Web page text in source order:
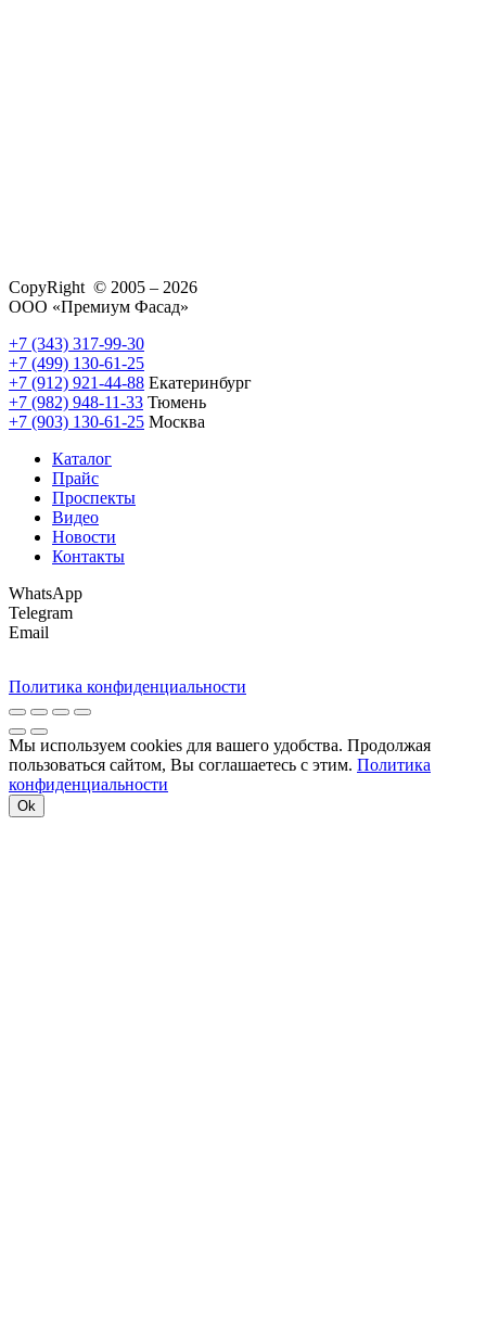
CopyRight © 2005 – 2026
ООО «Премиум Фасад»
+7 (343) 317-99-30
+7 (499) 130-61-25
+7 (912) 921-44-88 Екатеринбург
+7 (982) 948-11-33 Тюмень
+7 (903) 130-61-25 Москва
Каталог
Прайс
Проспекты
Видео
Новости
Контакты
WhatsApp
Telegram
Email
Политика конфиденциальности
Мы используем cookies для вашего удобства. Продолжая
пользоваться сайтом, Вы соглашаетесь с этим. Политика
конфиденциальности
Ok